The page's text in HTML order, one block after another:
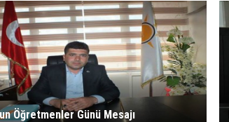
Öğretmenler Günü Mesajı